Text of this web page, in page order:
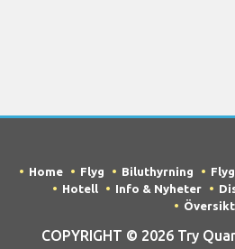
Home Flyg Biluthyrning
Hotell
Info & Nyheter
Översikt
COPYRIGHT © 2026 Try